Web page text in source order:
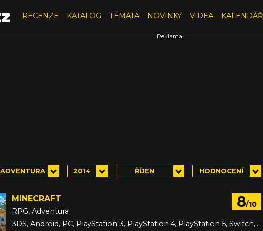
RECENZE KATALOG TÉMATA NOVINKY VIDEA KALENDÁŘ
ADVENTURA 2014 ŘÍJEN HODNOCENÍ
8/10
MINECRAFT
RPG, Adventura
3DS, Android, PC, PlayStation 3, PlayStation 4, PlayStation 5, Switch, Switch 2, VITA, Wii U, Xbox 360, Xbox One, Xbox Series, iOS